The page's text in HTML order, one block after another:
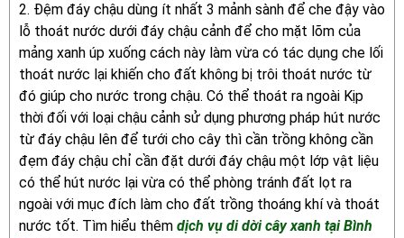
2. Đệm đáy chậu dùng ít nhất 3 mảnh sành để che đậy vào
lỗ thoát nước dưới đáy chậu cảnh để cho mặt lõm của
mảng xanh úp xuống cách này làm vừa có tác dụng che lối
thoát nước lại khiến cho đất không bị trôi thoát nước từ
đó giúp cho nước trong chậu. Có thể thoát ra ngoài Kịp
thời đối với loại chậu cảnh sử dụng phương pháp hút nước
từ đáy chậu lên để tưới cho cây thì cần trồng không cần
đẹm đáy chậu chỉ cần đặt dưới đáy chậu một lớp vật liệu
có thể hút nước lại vừa có thể phòng tránh đất lọt ra
ngoài với mục đích làm cho đất trồng thoáng khí và thoát
nước tốt. Tìm hiểu thêm dịch vụ di dời cây xanh tại Bình